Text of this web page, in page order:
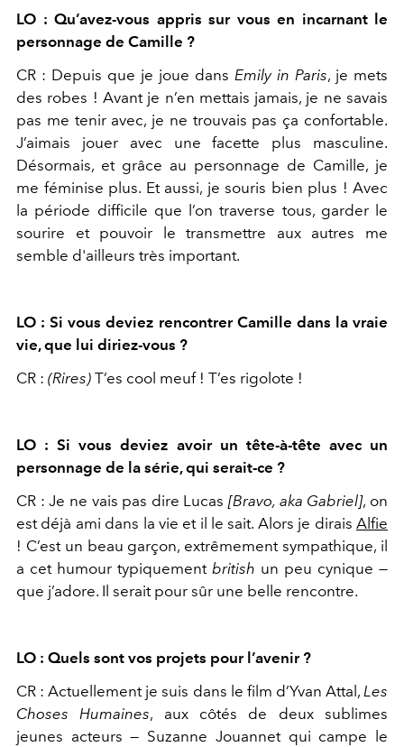
LO : Qu’avez-vous appris sur vous en incarnant le
personnage de Camille ?
CR : Depuis que je joue dans Emily in Paris, je mets
des robes ! Avant je n’en mettais jamais, je ne savais
pas me tenir avec, je ne trouvais pas ça confortable.
J’aimais jouer avec une facette plus masculine.
Désormais, et grâce au personnage de Camille, je
me féminise plus. Et aussi, je souris bien plus ! Avec
la période difficile que l’on traverse tous, garder le
sourire et pouvoir le transmettre aux autres me
semble d'ailleurs très important.
LO : Si vous deviez rencontrer Camille dans la vraie
vie, que lui diriez-vous ?
CR : (Rires) T’es cool meuf ! T’es rigolote !
LO : Si vous deviez avoir un tête-à-tête avec un
personnage de la série, qui serait-ce ?
CR : Je ne vais pas dire Lucas [Bravo, aka Gabriel], on
est déjà ami dans la vie et il le sait. Alors je dirais Alfie
! C’est un beau garçon, extrêmement sympathique, il
a cet humour typiquement british un peu cynique —
que j’adore. Il serait pour sûr une belle rencontre.
LO : Quels sont vos projets pour l’avenir ?
CR : Actuellement je suis dans le film d’Yvan Attal, Les
Choses Humaines, aux côtés de deux sublimes
jeunes acteurs — Suzanne Jouannet qui campe le